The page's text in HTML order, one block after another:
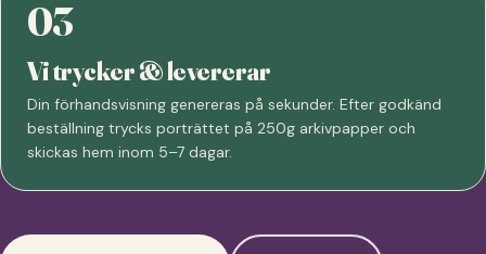
03
Vi trycker & levererar
Din förhandsvisning genereras på sekunder. Efter godkänd
beställning trycks porträttet på 250g arkivpapper och
skickas hem inom 5–7 dagar.